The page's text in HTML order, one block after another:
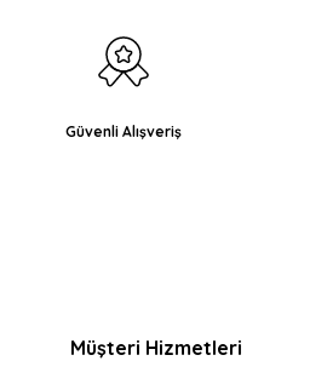
Güvenli Alışveriş
Müşteri Hizmetleri